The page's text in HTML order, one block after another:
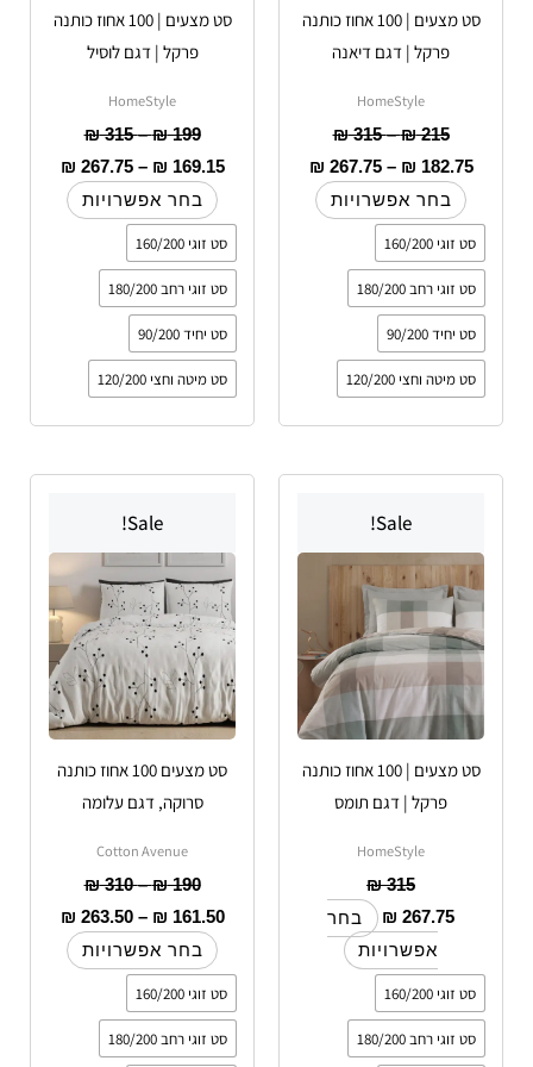
סט מצעים | 100 אחוז כותנה
פרקל | דגם דיאנה
HomeStyle
₪215
–
₪315
₪ 182.75
–
₪ 267.75
בחר אפשרויות
בעמוד
סט זוגי 160/200
סט זוגי רחב 180/200
סט יחיד 90/200
סט מיטה וחצי 120/200
סט מצעים | 100 אחוז כותנה
פרקל | דגם לוסיל
HomeStyle
₪199
–
₪315
₪ 169.15
–
₪ 267.75
בחר אפשרויות
בעמוד
סט זוגי 160/200
סט זוגי רחב 180/200
סט יחיד 90/200
סט מיטה וחצי 120/200
Sale!
סט מצעים | 100 אחוז כותנה
פרקל | דגם תומס
HomeStyle
₪315
₪ 267.75
בחר
אפשרויות
יש
סוגים.
ניתן
לבחור
את
בעמוד
המוצר
סט זוגי 160/200
סט זוגי רחב 180/200
Sale!
סט מצעים 100 אחוז כותנה
סרוקה, דגם עלומה
Cotton Avenue
₪190
–
₪310
עד
₪ 161.50
–
₪ 263.50
עד
⁦₪ 263.50⁩
בחר אפשרויות
יש
מספר
סוגים.
ניתן
לבחור
את
בעמוד
סט זוגי 160/200
סט זוגי רחב 180/200